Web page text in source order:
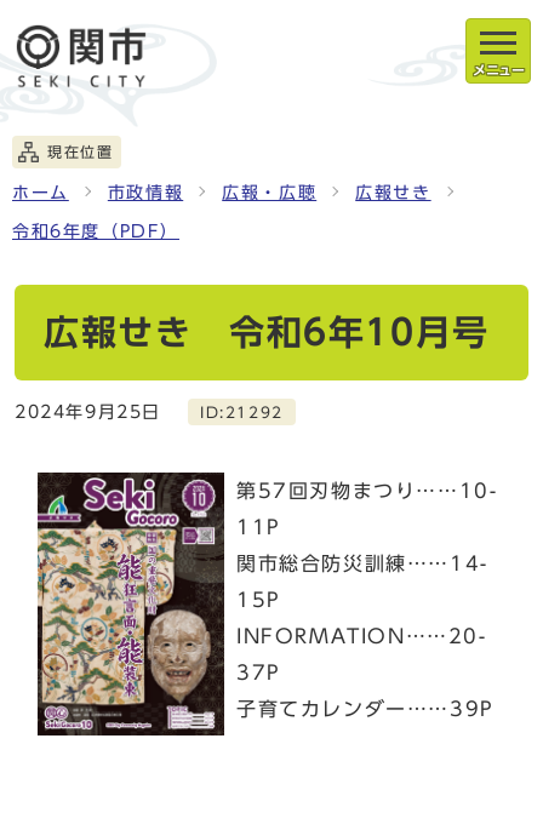
メニュー
現在位置
ホーム 市政情報 広報・広聴 広報せき
令和6年度（PDF）
広報せき 令和6年10月号
2024年9月25日 ID:21292
第57回刃物まつり……10-
11P
関市総合防災訓練……14-
15P
INFORMATION……20-
37P
子育てカレンダー……39P